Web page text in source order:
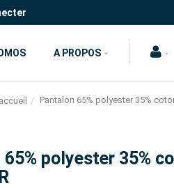
A PROPOS
Pantalon 65% polyester 35%
65% polyester 35%